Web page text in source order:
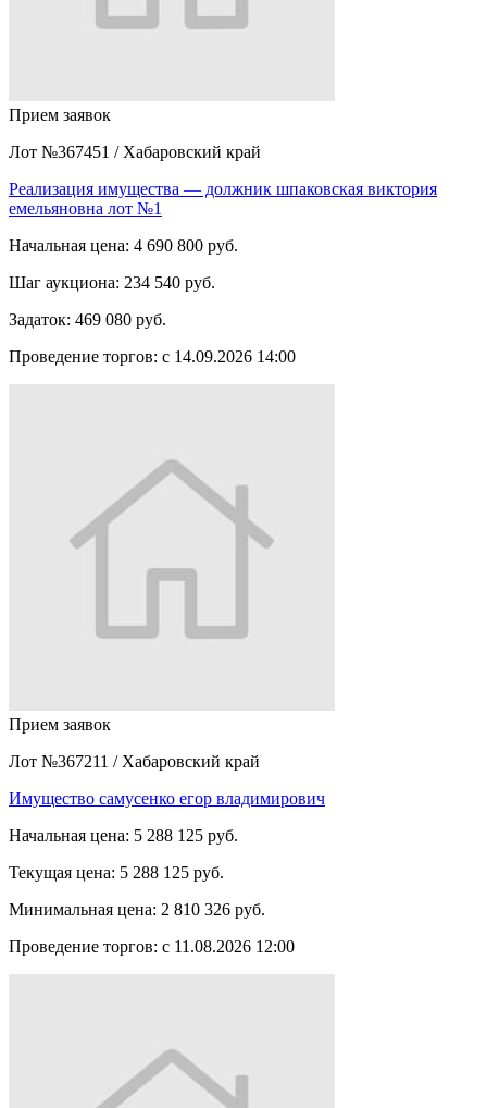
Прием заявок
Лот №367451 / Хабаровский край
Реализация имущества — должник шпаковская виктория
емельяновна лот №1
Начальная цена: 4 690 800 руб.
Шаг аукциона: 234 540 руб.
Задаток: 469 080 руб.
Проведение торгов: с 14.09.2026 14:00
Прием заявок
Лот №367211 / Хабаровский край
Имущество самусенко егор владимирович
Начальная цена: 5 288 125 руб.
Текущая цена: 5 288 125 руб.
Минимальная цена: 2 810 326 руб.
Проведение торгов: с 11.08.2026 12:00